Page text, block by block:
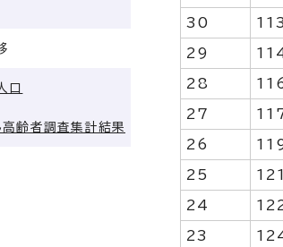
30
29
28
27
26
25
24
23
口
高齢者調査集計結果